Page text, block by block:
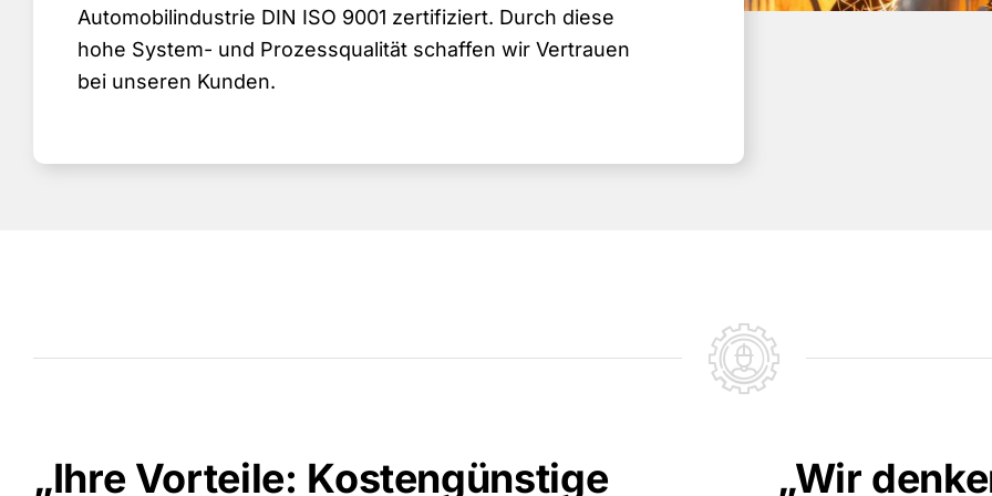
Automobilindustrie DIN ISO 9001 zertifiziert. Durch diese
hohe System- und Prozessqualität schaffen wir Vertrauen
bei unseren Kunden.
„Ihre Vorteile: Kostengünstige „Wir